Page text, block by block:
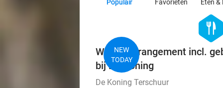
Populair Favorieten Eten &
NEW
TODAY
hexagon
food
Wandelarrangement incl.
bij De Koning
De Koning Terschuur